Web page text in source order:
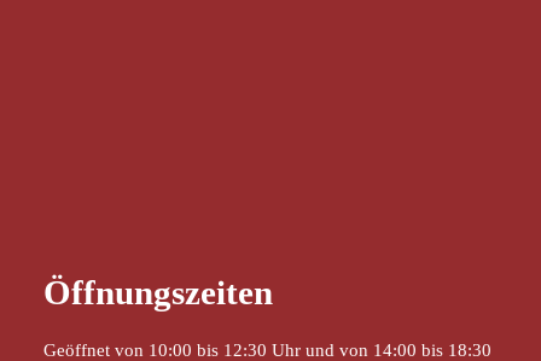
Öffnungszeiten
Geöffnet von 10:00 bis 12:30 Uhr und von 14:00 bis 18:30